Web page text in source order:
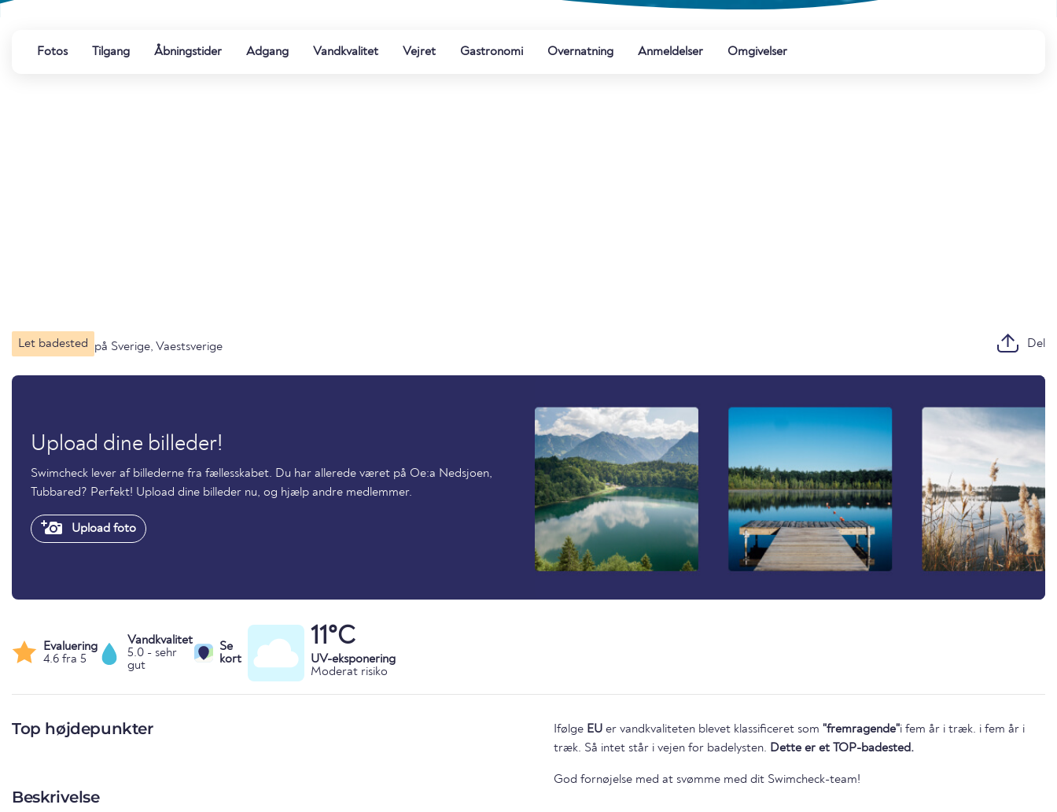
Fotos Tilgang Åbningstider Adgang Vandkvalitet Vejret Gastronomi Overnatning Anmeldelser Omgivelser
Let badested på Sverige, Vaestsverige Del
Upload dine billeder!
Swimcheck lever af billederne fra fællesskabet. Du har allerede været på Oe:a Nedsjoen,
Tubbared? Perfekt! Upload dine billeder nu, og hjælp andre medlemmer.
Upload foto
Evaluering
4.6 fra 5
Vandkvalitet
5.0 - sehr
gut
Se
kort
11°C
UV-eksponering
Moderat risiko
Top højdepunkter
Beskrivelse
Ifølge EU er vandkvaliteten blevet klassificeret som "fremragende"i fem år i træk. i fem år i
træk. Så intet står i vejen for badelysten. Dette er et TOP-badested.
God fornøjelse med at svømme med dit Swimcheck-team!